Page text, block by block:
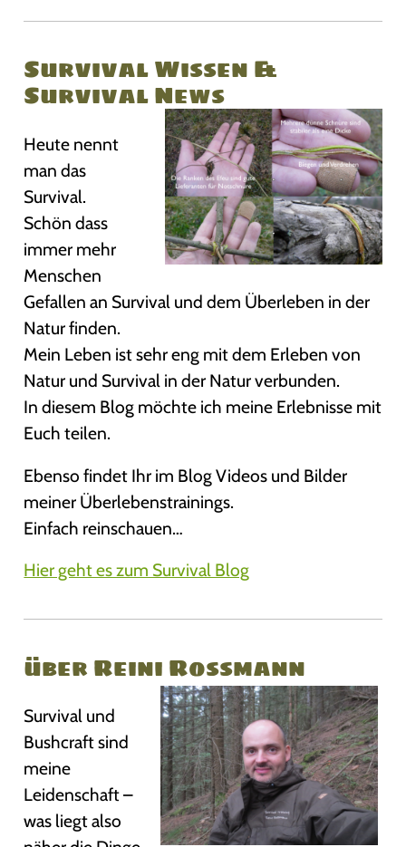
Survival Wissen &
Survival News
Heute nennt
man das
Survival.
Schön dass
immer mehr
Menschen
Gefallen an Survival und dem Überleben in der
Natur finden.
Mein Leben ist sehr eng mit dem Erleben von
Natur und Survival in der Natur verbunden.
In diesem Blog möchte ich meine Erlebnisse mit
Euch teilen.
Ebenso findet Ihr im Blog Videos und Bilder
meiner Überlebenstrainings.
Einfach reinschauen…
Hier geht es zum Survival Blog
über Reini Rossmann
Survival und
Bushcraft sind
meine
Leidenschaft –
was liegt also